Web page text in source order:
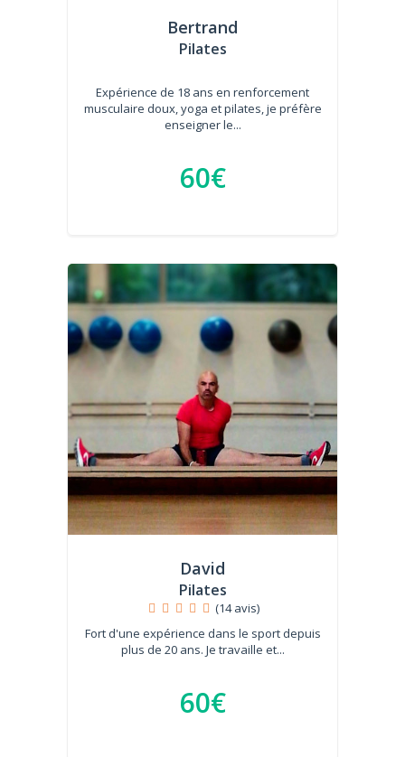
Bertrand
Pilates
Expérience de 18 ans en renforcement
musculaire doux, yoga et pilates, je préfère
enseigner le...
60€
David
Pilates
(14 avis)
Fort d'une expérience dans le sport depuis
plus de 20 ans. Je travaille et...
60€